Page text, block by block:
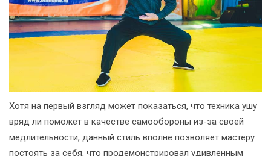
Хотя на первый взгляд может показаться, что техника ушу
вряд ли поможет в качестве самообороны из-за своей
медлительности, данный стиль вполне позволяет мастеру
постоять за себя, что продемонстрировал удивленным